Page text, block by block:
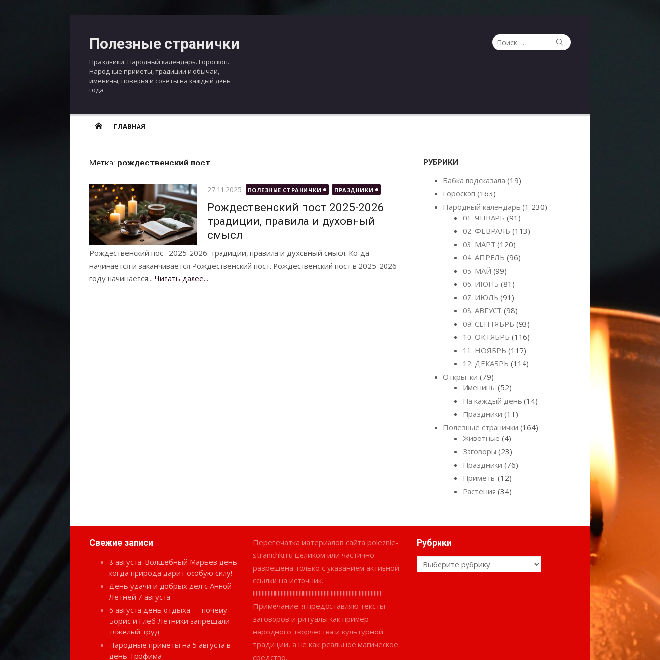
Полезные странички
Праздники. Народный календарь. Гороскоп.
Народные приметы, традиции и обычаи,
именины, поверья и советы на каждый день
года
Поиск
по:
Поиск
ГЛАВНАЯ
Метка: рождественский пост
Опубликовано
27.11.2025 ПОЛЕЗНЫЕ СТРАНИЧКИ ПРАЗДНИКИ
Рождественский пост 2025-2026:
традиции, правила и духовный
смысл
Рождественский пост 2025-2026: традиции, правила и духовный смысл. Когда
начинается и заканчивается Рождественский пост. Рождественский пост в 2025-2026
году начинается... Читать далее...
РУБРИКИ
Бабка подсказала (19)
Гороскоп (163)
Народный календарь (1 230)
01. ЯНВАРЬ (91)
02. ФЕВРАЛЬ (113)
03. МАРТ (120)
04. АПРЕЛЬ (96)
05. МАЙ (99)
06. ИЮНЬ (81)
07. ИЮЛЬ (91)
08. АВГУСТ (98)
09. СЕНТЯБРЬ (93)
10. ОКТЯБРЬ (116)
11. НОЯБРЬ (117)
12. ДЕКАБРЬ (114)
Открытки (79)
Именины (52)
На каждый день (14)
Праздники (11)
Полезные странички (164)
Животные (4)
Заговоры (23)
Праздники (76)
Приметы (12)
Растения (34)
Свежие записи
8 августа: Волшебный Марьев день –
когда природа дарит особую силу!
День удачи и добрых дел с Анной
Летней 7 августа
6 августа день отдыха — почему
Борис и Глеб Летники запрещали
тяжёлый труд
Народные приметы на 5 августа в
день Трофима
Перепечатка материалов сайта poleznie-
stranichki.ru целиком или частично
разрешена только с указанием активной
ссылки на источник.
!!!!!!!!!!!!!!!!!!!!!!!!!!!!!!!!!!!!!!!!!!!!!!!!!!!!!!!!!!!!!!!!!!!!!!!!!!!!!!!!!!!!!!!
Примечание: я предоставляю тексты
заговоров и ритуалы как пример
народного творчества и культурной
традиции, а не как реальное магическое
средство.
Рубрики
Рубрики